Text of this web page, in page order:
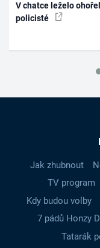
V chatce leželo
policisté
Jak zhubnout
TV program
Kdy budou volby
7 pádů Honzy
Tatarák